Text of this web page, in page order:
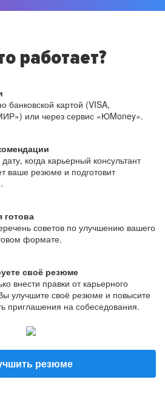
работает?
банковской картой (VISA,
или через сервис «ЮMoney».
когда карьерный консультант
ваше резюме и подготовит
готова
советов по улучшению вашего
формате.
своё резюме
внести правки от карьерного
улучшите своё резюме и повысите
приглашения на собеседования.
резюме